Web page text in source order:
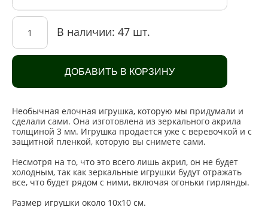
В наличии: 47 шт.
ДОБАВИТЬ В КОРЗИНУ
Необычная елочная игрушка, которую мы придумали и
сделали сами. Она изготовлена из зеркального акрила
толщиной 3 мм. Игрушка продается уже с веревочкой и с
защитной пленкой, которую вы снимете сами.
Несмотря на то, что это всего лишь акрил, он не будет
холодным, так как зеркальные игрушки будут отражать
все, что будет рядом с ними, включая огоньки гирлянды.
Размер игрушки около 10х10 см.